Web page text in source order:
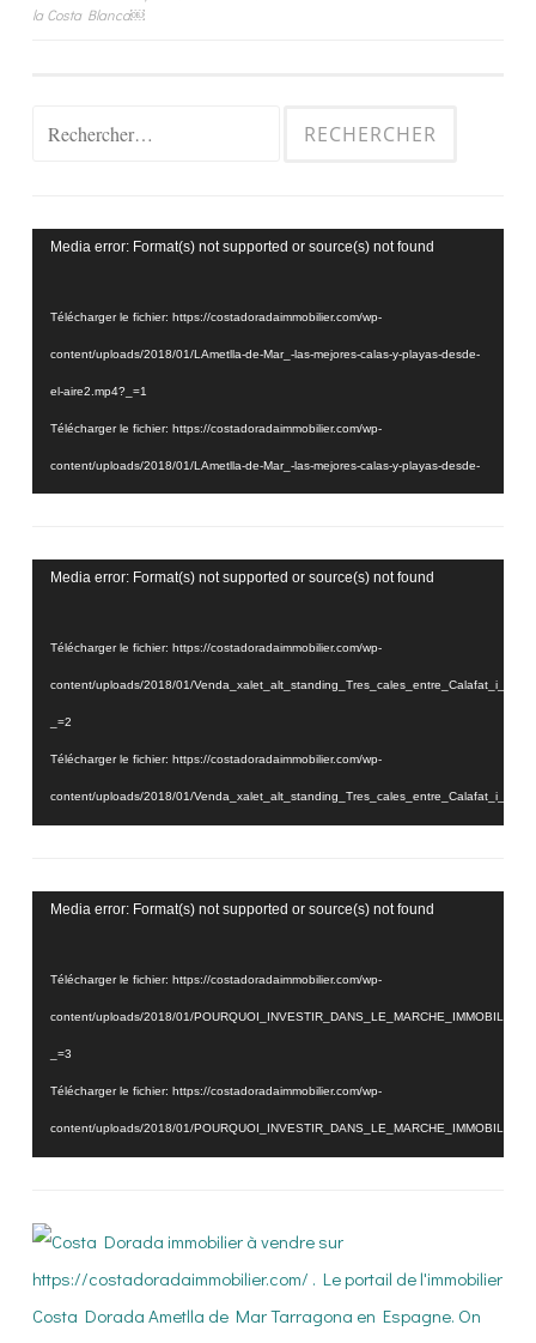
de
la Costa Blanca￼
Rechercher :
Lecteur
Media error: Format(s) not supported or source(s) not found
Télécharger le fichier: https://costadoradaimmobilier.com/wp-
content/uploads/2018/01/LAmetlla-de-Mar_-las-mejores-calas-y-playas-desde-
el-aire2.mp4?_=1
Télécharger le fichier: https://costadoradaimmobilier.com/wp-
content/uploads/2018/01/LAmetlla-de-Mar_-las-mejores-calas-y-playas-desde-
Lecteur
Media error: Format(s) not supported or source(s) not found
Télécharger le fichier: https://costadoradaimmobilier.com/wp-
content/uploads/2018/01/
_=2
Télécharger le fichier: https://costadoradaimmobilier.com/wp-
content/uploads/2018/01/
Lecteur
Media error: Format(s) not supported or source(s) not found
Télécharger le fichier: https://costadoradaimmobilier.com/wp-
content/uploads/2018/01/
_=3
Télécharger le fichier: https://costadoradaimmobilier.com/wp-
content/uploads/2018/01/